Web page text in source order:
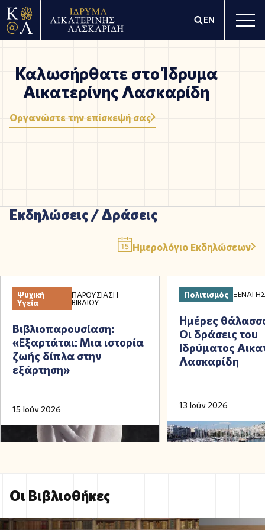
EN
Καλωσήρθατε στο Ίδρυμα
Αικατερίνης Λασκαρίδη
Οργανώστε την επίσκεψή σας
Εκδηλώσεις/Δράσεις
Ημερολόγιο Εκδηλώσεων
Ψυχική
Υγεία
ΠΑΡΟΥΣΊΑΣΗ
ΒΙΒΛΊΟΥ
Βιβλιοπαρουσίαση:
«Εξαρτάται: Μια ιστορία
ζωής δίπλα στην
εξάρτηση»
15 Ιούν 2026
Πολιτισμός
Ημέρες
Οι δράσεις του
Ιδρύματος
Λασκαρίδη
13 Ιούν 2026
ΟιΒιβλιοθήκες